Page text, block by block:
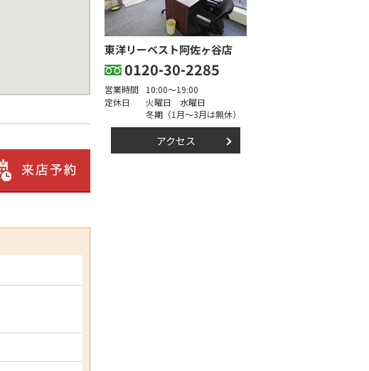
東洋リーベスト阿佐ヶ谷店
0120-30-2285
営業時間
10:00～19:00
定休日
火曜日 水曜日
冬期（1月～3月は無休）
アクセス